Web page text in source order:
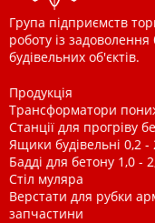
Група підприємств
роботу із задоволення
будівельних об'єктів.
Продукція
Трансформатори
Станції для прогріву
Ящики будівельні 0,2 -
Бадді для бетону 1,0 -
Стіл муляра
Верстати для рубки
запчастини